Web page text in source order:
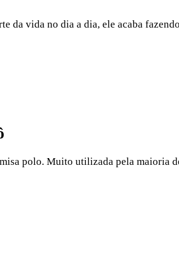
da vida no dia a dia, ele acaba
polo. Muito utilizada pela maioria